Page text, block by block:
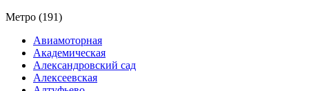
Метро (191)
Авиамоторная
Академическая
Александровский сад
Алексеевская